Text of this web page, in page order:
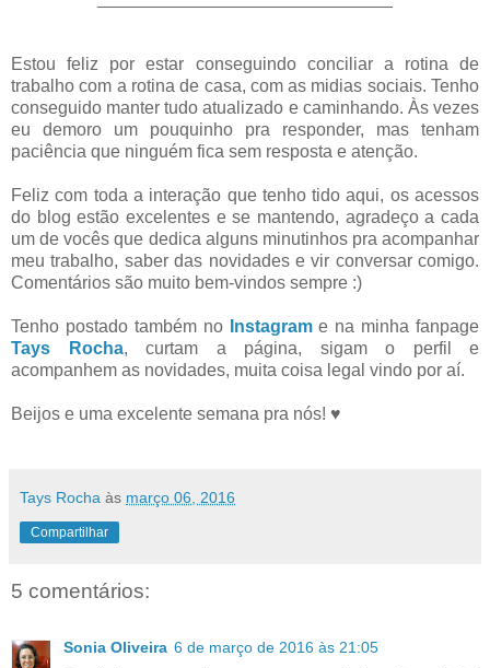
Estou feliz por estar conseguindo conciliar a rotina de
trabalho com a rotina de casa, com as midias sociais. Tenho
conseguido manter tudo atualizado e caminhando. Às vezes
eu demoro um pouquinho pra responder, mas tenham
paciência que ninguém fica sem resposta e atenção.
Feliz com toda a interação que tenho tido aqui, os acessos
do blog estão excelentes e se mantendo, agradeço a cada
um de vocês que dedica alguns minutinhos pra acompanhar
meu trabalho, saber das novidades e vir conversar comigo.
Comentários são muito bem-vindos sempre :)
Tenho postado também no Instagrame na minha fanpage
Tays Rocha, curtam a página, sigam o perfil e
acompanhem as novidades, muita coisa legal vindo por aí.
Beijos e uma excelente semana pra nós! ♥
Tays Rocha às março 06, 2016
Compartilhar
5 comentários:
Sonia Oliveira 6 de março de 2016 às 21:05